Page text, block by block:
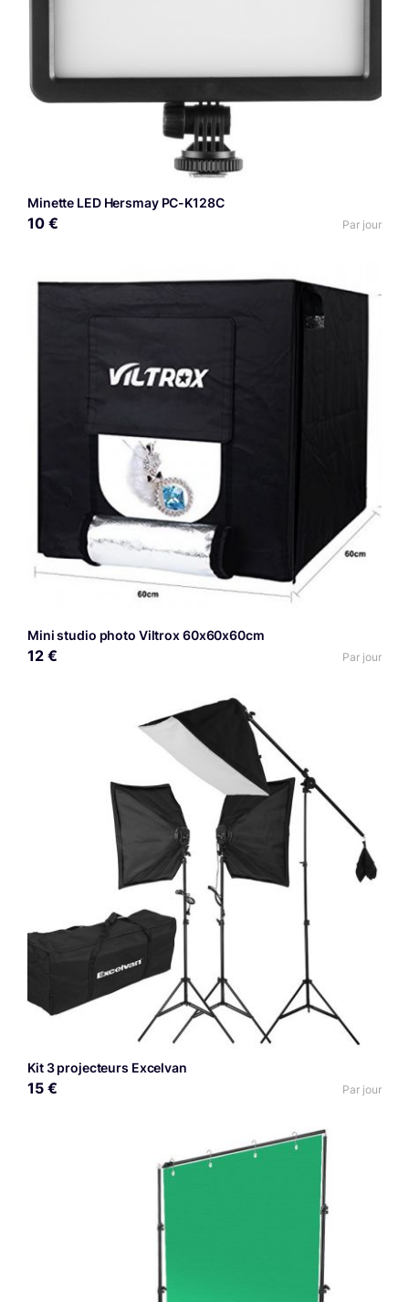
Minette LED Hersmay PC-K128C
10 € Par jour
Mini studio photo Viltrox 60x60x60cm
12 € Par jour
Kit 3 projecteurs Excelvan
15 € Par jour